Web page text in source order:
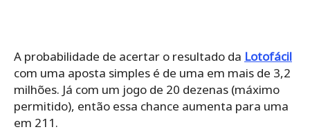
A probabilidade de acertar o resultado da Lotofácil
com uma aposta simples é de uma em mais de 3,2
milhões. Já com um jogo de 20 dezenas (máximo
permitido), então essa chance aumenta para uma
em 211.